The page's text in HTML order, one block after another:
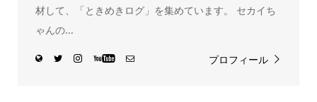
材して、「ときめきログ」を集めています。 セカイち
ゃんの...
プロフィール